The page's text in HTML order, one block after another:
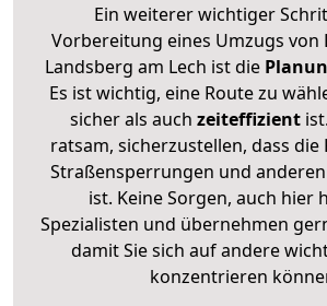
Ein weiterer wichtiger
Vorbereitung eines Umzugs von
Landsberg am Lech ist die
Es ist wichtig, eine Route zu
sicher als auch zeiteffizient
ratsam, sicherzustellen, dass die
Straßensperrungen und
ist. Keine Sorgen, auch hier
Spezialisten und übernehmen
damit Sie sich auf andere
konzentrieren